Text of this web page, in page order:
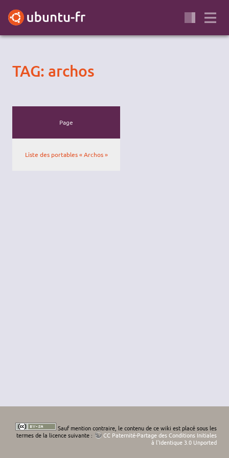
TAG: archos
Page
Liste des portables « Archos »
Sauf mention contraire, le contenu de ce wiki est placé sous les
termes de la licence suivante :
CC Paternité-Partage des Conditions Initiales
à l'Identique 3.0 Unported